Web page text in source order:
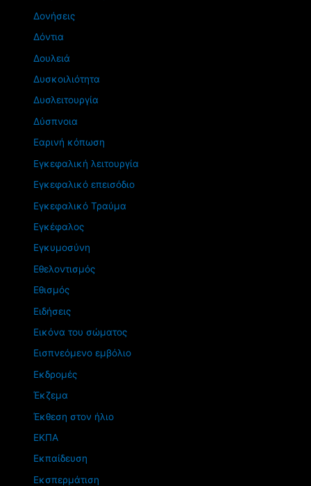
Δονήσεις
Δόντια
Δουλειά
Δυσκοιλιότητα
Δυσλειτουργία
Δύσπνοια
Εαρινή κόπωση
Εγκεφαλική λειτουργία
Εγκεφαλικό επεισόδιο
Εγκεφαλικό Τραύμα
Εγκέφαλος
Εγκυμοσύνη
Εθελοντισμός
Εθισμός
Ειδήσεις
Εικόνα του σώματος
Εισπνεόμενο εμβόλιο
Εκδρομές
Έκζεμα
Έκθεση στον ήλιο
ΕΚΠΑ
Εκπαίδευση
Εκσπερμάτιση